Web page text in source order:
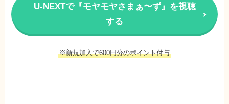
U-NEXTで『モヤモヤさまぁ〜ず』を視聴
する
※新規加入で600円分のポイント付与